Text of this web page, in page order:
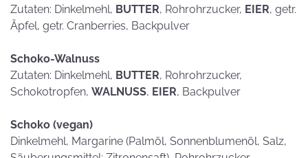
Zutaten: Dinkelmehl, BUTTER, Rohrohrzucker, EIER, getr.
Äpfel, getr. Cranberries, Backpulver
Schoko-Walnuss
Zutaten: Dinkelmehl, BUTTER, Rohrohrzucker,
Schokotropfen, WALNUSS, EIER, Backpulver
Schoko (vegan)
Dinkelmehl, Margarine (Palmöl, Sonnenblumenöl, Salz,